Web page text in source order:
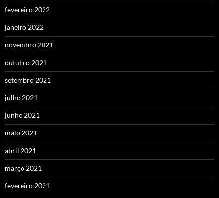
fevereiro 2022
janeiro 2022
novembro 2021
outubro 2021
setembro 2021
julho 2021
junho 2021
maio 2021
abril 2021
março 2021
fevereiro 2021